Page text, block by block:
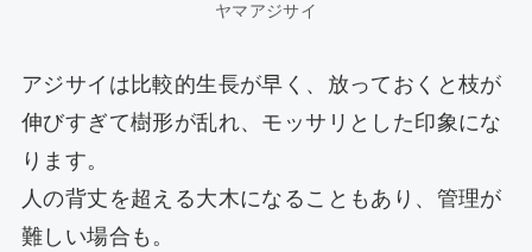
ヤマアジサイ
アジサイは比較的生長が早く、放っておくと枝が
伸びすぎて樹形が乱れ、モッサリとした印象にな
ります。
人の背丈を超える大木になることもあり、管理が
難しい場合も。